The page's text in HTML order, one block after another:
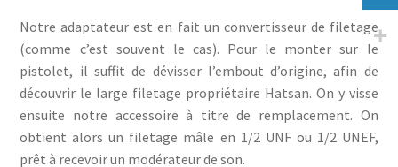
Notre adaptateur est en fait un convertisseur de filetage
(comme c’est souvent le cas). Pour le monter sur le
pistolet, il suffit de dévisser l’embout d’origine, afin de
découvrir le large filetage propriétaire Hatsan. On y visse
ensuite notre accessoire à titre de remplacement. On
obtient alors un filetage mâle en 1/2 UNF ou 1/2 UNEF,
prêt à recevoir un modérateur de son.